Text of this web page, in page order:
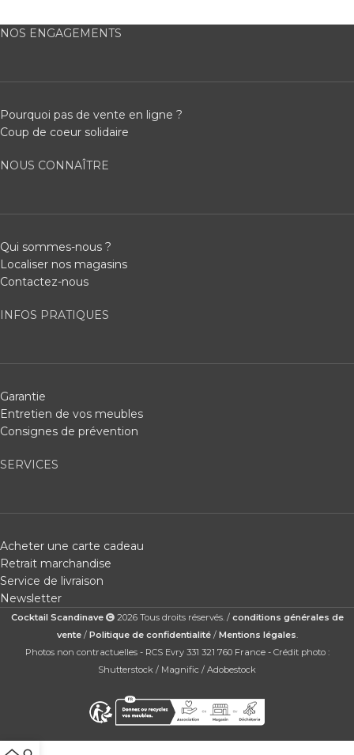
NOS ENGAGEMENTS
Pourquoi pas de vente en ligne ?
Coup de coeur solidaire
NOUS CONNAÎTRE
Qui sommes-nous ?
Localiser nos magasins
Contactez-nous
INFOS PRATIQUES
Garantie
Entretien de vos meubles
Consignes de prévention
SERVICES
Acheter une carte cadeau
Retrait marchandise
Service de livraison
Newsletter
Cocktail Scandinave 2026 Tous droits réservés. / conditions générales de
vente/ Politique de confidentialité/ Mentions légales
Photos non contractuelles - RCS Evry 331 321 760 France - Crédit photo :
Shutterstock / Magnific / Adobestock